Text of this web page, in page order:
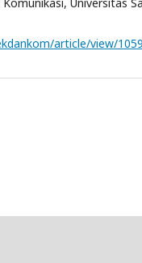
article/view/